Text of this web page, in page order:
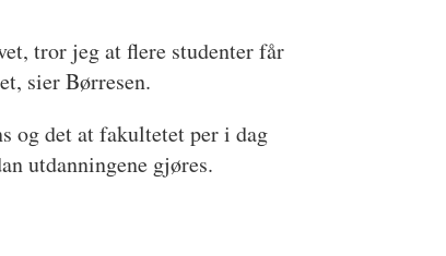
tror jeg at flere studenter får
sier Børresen.
og det at fakultetet per i dag
utdanningene gjøres.